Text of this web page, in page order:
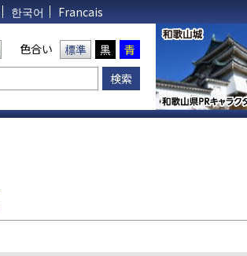
한국어 Francais
色合い 標準 黒 青